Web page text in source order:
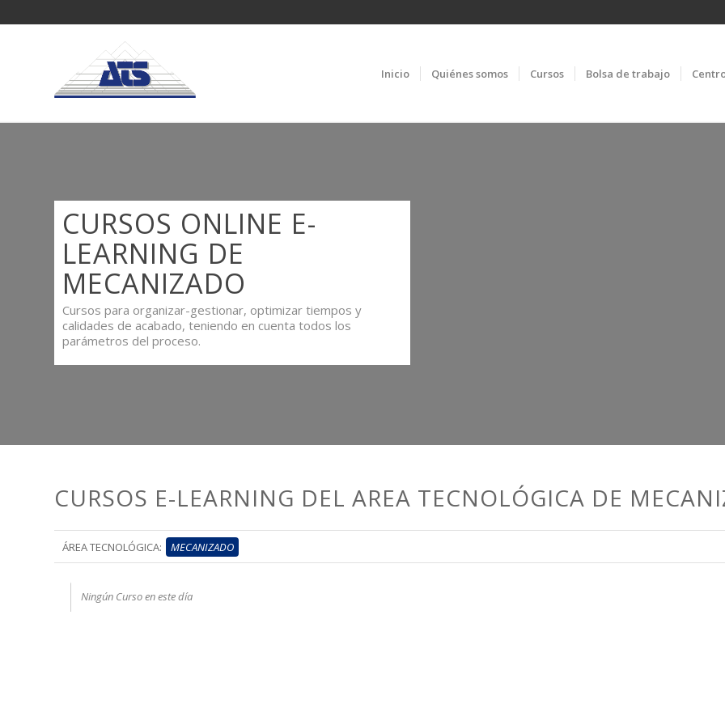
Inicio Quiénes somos Cursos Bolsa de trabajo
CURSOS ONLINE E-
LEARNING DE
MECANIZADO
Cursos para organizar-gestionar, optimizar tiempos y
calidades de acabado, teniendo en cuenta todos los
parámetros del proceso.
CURSOS E-LEARNING DEL AREA TECNOLÓGICA DE
ÁREA TECNOLÓGICA: MECANIZADO
Ningún Curso en este día